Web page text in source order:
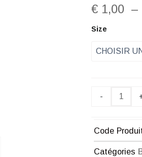
€ 1,00 –
Size
-
quantité
Parfum
Chogan
Code
Catégories